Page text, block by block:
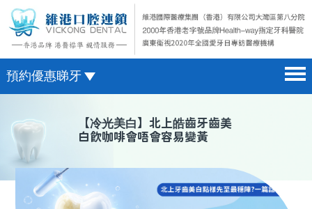
預約優惠睇牙
醫院簡介 hospital introduction
醫生介紹 doctor introduction
醫療新聞 medical news
微信預約
WhatsApp預約
【冷光美白】北上皓齒牙齒美
白飲咖啡會唔會容易變黃